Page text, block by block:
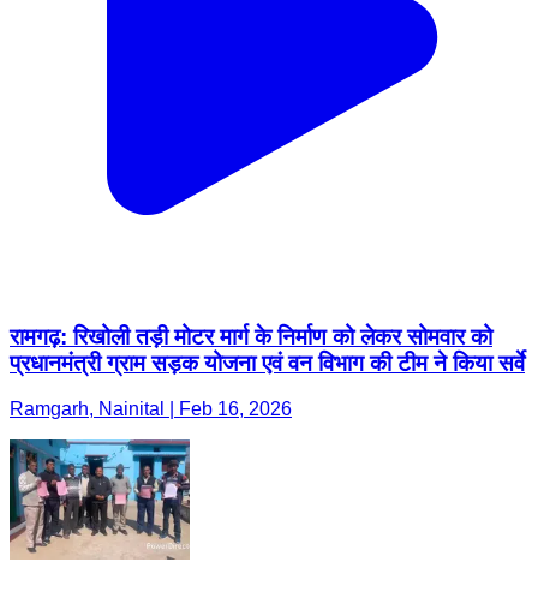
रामगढ़: रिखोली तड़ी मोटर मार्ग के निर्माण को लेकर सोमवार को
प्रधानमंत्री ग्राम सड़क योजना एवं वन विभाग की टीम ने किया सर्वे
Ramgarh, Nainital | Feb 16, 2026